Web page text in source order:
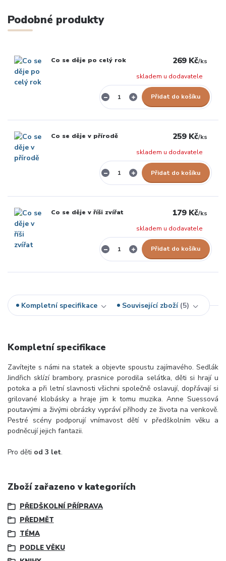
Podobné produkty
Co se děje po celý rok 269 Kč/ks
skladem u dodavatele
Přidat do košíku
Co se děje v přírodě 259 Kč/ks
skladem u dodavatele
Přidat do košíku
Co se děje v říši zvířat 179 Kč/ks
skladem u dodavatele
Přidat do košíku
Kompletní specifikace Související zboží 5
Kompletní specifikace
Zavítejte s námi na statek a objevte spoustu zajímavého. Sedlák
Jindřich sklízí brambory, prasnice porodila selátka, děti si hrají u
potoka a při letní slavnosti všichni společně oslavují, dopřávají si
grilované klobásky a hraje jim k tomu muzika. Anne Suessová
poutavými a živými obrázky vypráví příhody ze života na venkově.
Pestré scény podporují vnímavost dětí v předškolním věku a
podněcují jejich fantazii.
Pro děti od 3 let.
Zboží zařazeno v kategoriích
PŘEDŠKOLNÍ PŘÍPRAVA
PŘEDMĚT
TÉMA
PODLE VĚKU